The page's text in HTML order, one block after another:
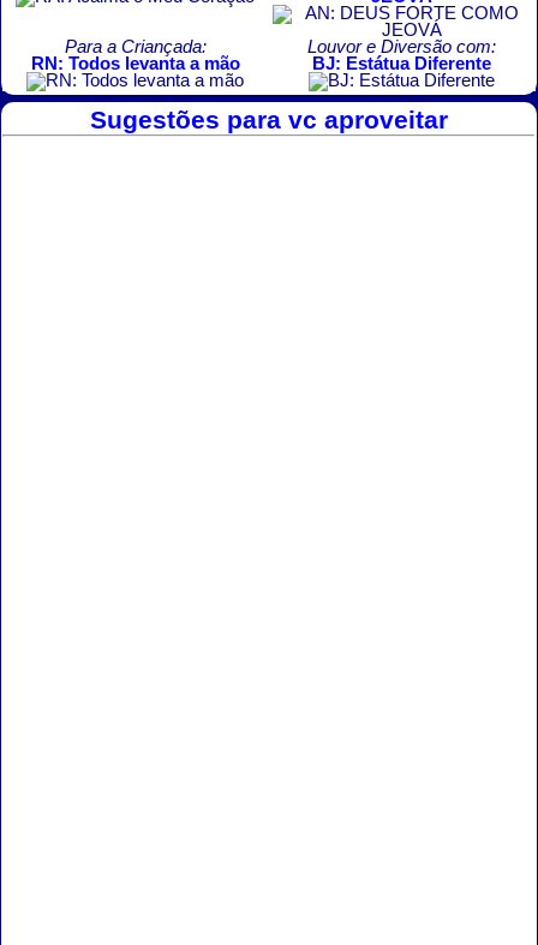
Para a Criançada:
RN: Todos levanta a mão
Louvor e Diversão com:
BJ: Estátua Diferente
Sugestões para vc aproveitar